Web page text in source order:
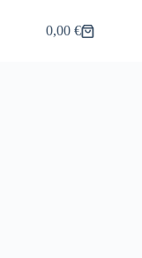
Shopping
0,00€